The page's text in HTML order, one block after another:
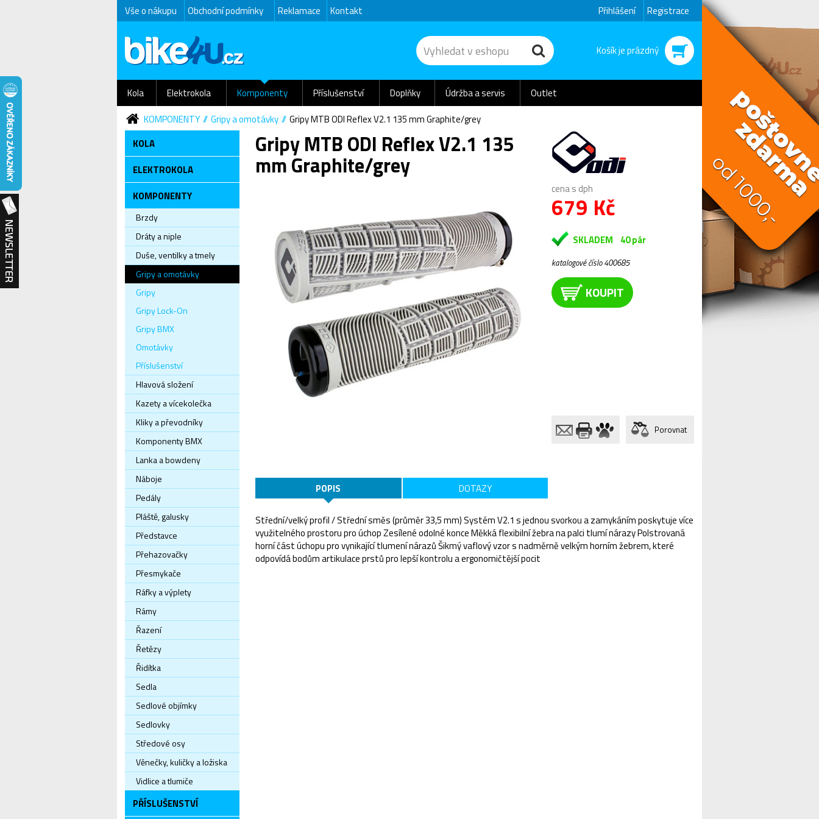
Vše o nákupu Obchodní podmínky Reklamace Kontakt Přihlášení Registrace
Košík je prázdný
Kola Elektrokola Komponenty Příslušenství Doplňky Údržba a servis
Outlet
KOMPONENTY
Gripy a omotávky
Gripy MTB ODI Reflex V2.1 135 mm Graphite/grey
KOLA
ELEKTROKOLA
KOMPONENTY
Brzdy
Dráty a niple
Duše, ventilky a tmely
Gripy a omotávky
Gripy
Gripy Lock-On
Gripy BMX
Omotávky
Příslušenství
Hlavová složení
Kazety a vícekolečka
Kliky a převodníky
Komponenty BMX
Lanka a bowdeny
Náboje
Pedály
Pláště, galusky
Představce
Přehazovačky
Přesmykače
Ráfky a výplety
Rámy
Řazení
Řetězy
Řidítka
Sedla
Sedlové objímky
Sedlovky
Středové osy
Věnečky, kuličky a ložiska
Vidlice a tlumiče
PŘÍSLUŠENSTVÍ
Gripy MTB ODI Reflex V2.1 135
mm Graphite/grey
cena s dph
679 Kč
SKLADEM 40 pár
katalogové číslo 400685
KOUPIT
Porovnat
POPIS DOTAZY
Střední/velký profil / Střední směs (průměr 33,5 mm) Systém V2.1 s jednou svorkou a zamykáním poskytuje více
využitelného prostoru pro úchop Zesílené odolné konce Měkká flexibilní žebra na palci tlumí nárazy Polstrovaná
horní část úchopu pro vynikající tlumení nárazů Šikmý vaflový vzor s nadměrně velkým horním žebrem, které
odpovídá bodům artikulace prstů pro lepší kontrolu a ergonomičtější pocit